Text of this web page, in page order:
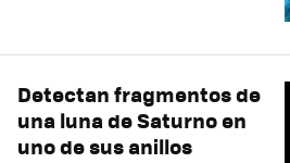
Detectan fragmentos de
una luna de Saturno en
uno de sus anillos